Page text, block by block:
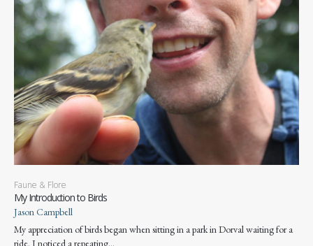
Faune & Flore
My Introduction to Birds
Jason Campbell
My appreciation of birds began when sitting in a park in Dorval waiting for a
ride. I noticed a repeating…